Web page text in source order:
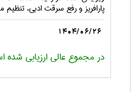
پارافریز و رفع سرقت ادبی،
1404/06/26
در مجموع عالی ارزیابی شده